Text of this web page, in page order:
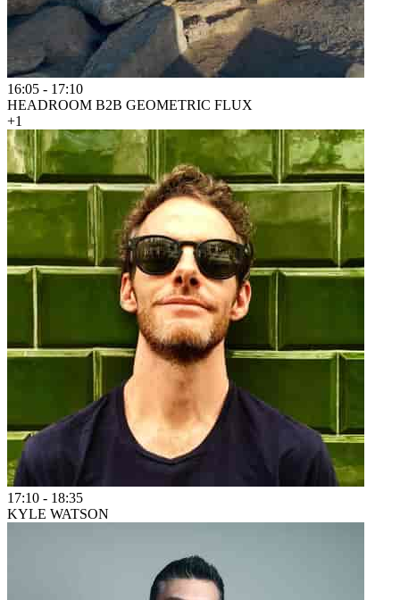
16:05 - 17:10
HEADROOM B2B GEOMETRIC FLUX
+1
17:10 - 18:35
KYLE WATSON